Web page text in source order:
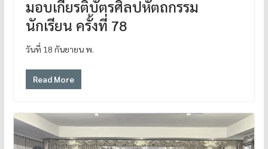
มอบเกียรติบัตรศิลปหัตถกรรม
นักเรียน ครั้งที่ 78
วันที่ 18 กันยายน พ.
Read More